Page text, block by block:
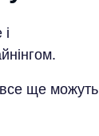
ще можуть